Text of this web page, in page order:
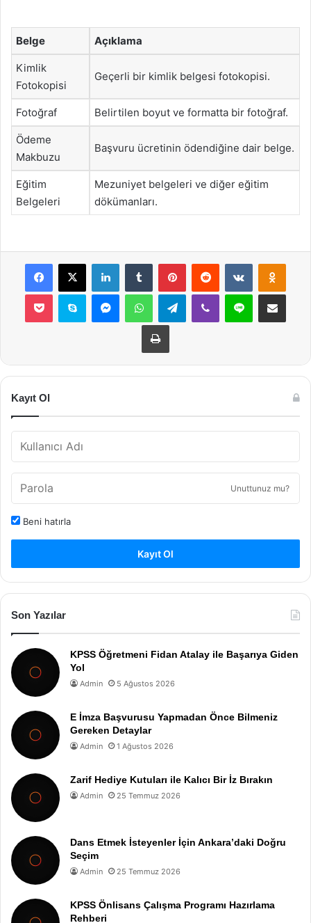
Belge Açıklama
Kimlik
Fotokopisi
Geçerli bir kimlik belgesi fotokopisi.
Fotoğraf Belirtilen boyut ve formatta bir fotoğraf.
Ödeme
Makbuzu
Başvuru ücretinin ödendiğine dair belge.
Eğitim
Belgeleri
Mezuniyet belgeleri ve diğer eğitim
dökümanları.
Facebook
X LinkedInTumblr PinterestReddit VKontakte
Pocket Skype MessengerWhatsAppTelegramViber Line E-Posta ile
Yazdır
Kayıt Ol
Unuttunuz mu?
Beni hatırla
Kayıt Ol
Son Yazılar
KPSS Öğretmeni Fidan Atalay ile Başarıya Giden
Yol
Admin 5 Ağustos 2026
E İmza Başvurusu Yapmadan Önce Bilmeniz
Gereken Detaylar
Admin 1 Ağustos 2026
Zarif Hediye Kutuları ile Kalıcı Bir İz Bırakın
Admin 25 Temmuz 2026
Dans Etmek İsteyenler İçin Ankara’daki Doğru
Seçim
Admin 25 Temmuz 2026
KPSS Önlisans Çalışma Programı Hazırlama
Rehberi